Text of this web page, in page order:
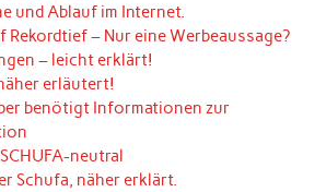
und Ablauf im Internet.
Rekordtief – Nur eine Werbeaussage?
– leicht erklärt!
erläutert!
benötigt Informationen zur
neutral
Schufa, näher erklärt.